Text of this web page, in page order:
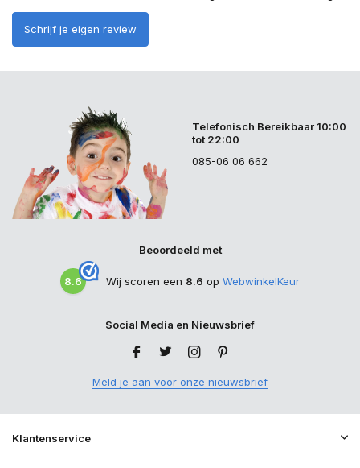
Schrijf je eigen review
Telefonisch Bereikbaar 10:00
tot 22:00
085-06 06 662
Beoordeeld met
8.6 Wij scoren een 8.6 op WebwinkelKeur
Social Media en Nieuwsbrief
Meld je aan voor onze nieuwsbrief
Klantenservice